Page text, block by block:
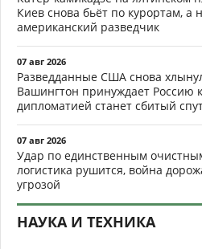
Киев снова бьёт по курортам, а
американский разведчик
07 авг 2026
Разведданные США снова
Вашингтон принуждает Россию
дипломатией станет сбитый
07 авг 2026
Удар по единственным
логистика рушится, война
угрозой
НАУКА И ТЕХНИКА